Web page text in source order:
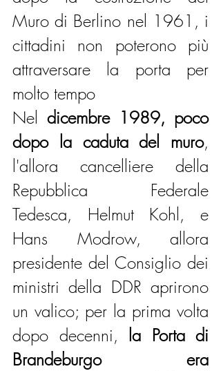
Muro di Berlino nel 1961, i
cittadini non poterono più
attraversare la porta per
molto tempo
Nel dicembre 1989, poco
dopo la caduta del muro,
l'allora cancelliere della
Repubblica Federale
Tedesca, Helmut Kohl, e
Hans Modrow, allora
presidente del Consiglio dei
ministri della DDR aprirono
un valico; per la prima volta
dopo decenni,
la Porta di
Brandeburgo era